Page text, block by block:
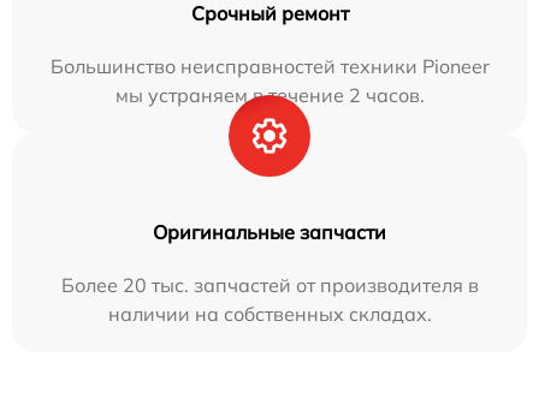
Срочный ремонт
Большинство неисправностей техники Pioneer
мы устраняем в течение 2 часов.
Оригинальные запчасти
Более 20 тыс. запчастей от производителя в
наличии на собственных складах.